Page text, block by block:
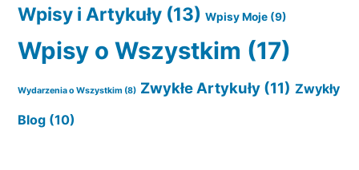
Wpisy i Artykuły (13) Wpisy Moje (9)
Wpisy o Wszystkim (17)
Wydarzenia o Wszystkim (8) Zwykłe Artykuły (11) Zwykły
Blog (10)